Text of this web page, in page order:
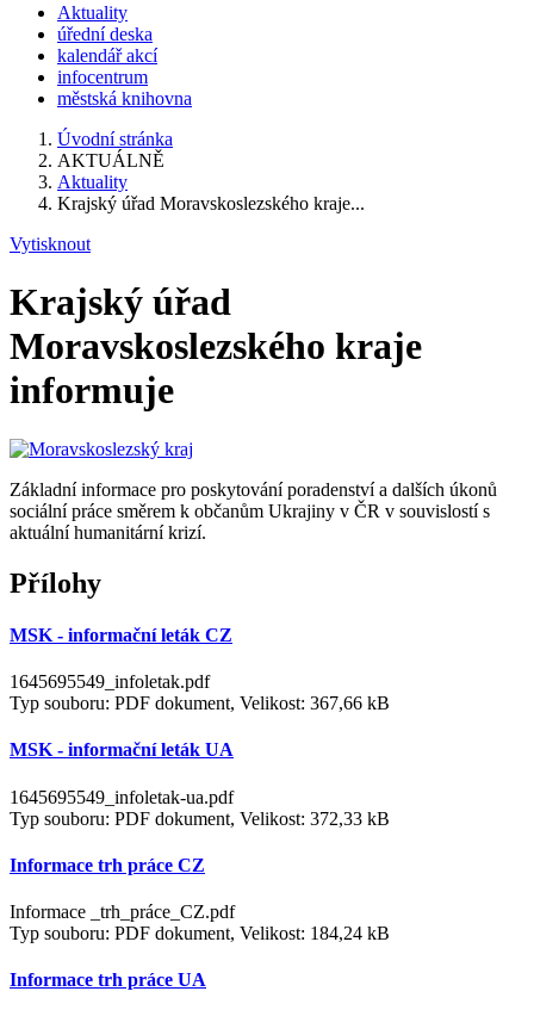
Aktuality
úřední deska
kalendář akcí
infocentrum
městská knihovna
Úvodní stránka
AKTUÁLNĚ
Aktuality
Krajský úřad Moravskoslezského kraje...
Vytisknout
Krajský úřad
Moravskoslezského kraje
informuje
Základní informace pro poskytování poradenství a dalších úkonů
sociální práce směrem k občanům Ukrajiny v ČR v souvislostí s
aktuální humanitární krizí.
Přílohy
MSK - informační leták CZ
1645695549_infoletak.pdf
Typ souboru: PDF dokument, Velikost: 367,66 kB
MSK - informační leták UA
1645695549_infoletak-ua.pdf
Typ souboru: PDF dokument, Velikost: 372,33 kB
Informace trh práce CZ
Informace _trh_práce_CZ.pdf
Typ souboru: PDF dokument, Velikost: 184,24 kB
Informace trh práce UA